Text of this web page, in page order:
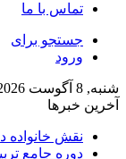
تماس با ما
جستجو برای
ورود
شنبه, 8 آگوست 2026
آخرین خبرها
نقش
دوره جامع